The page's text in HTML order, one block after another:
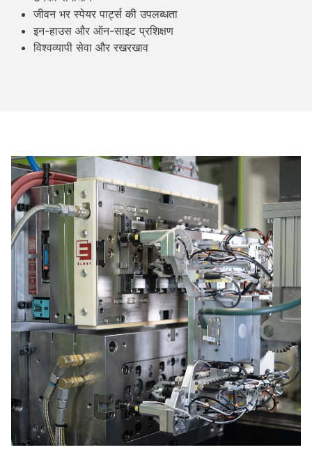
जीवन भर स्पेयर पार्ट्स की उपलब्धता
इन-हाउस और ऑन-साइट प्रशिक्षण
विश्वव्यापी सेवा और रखरखाव